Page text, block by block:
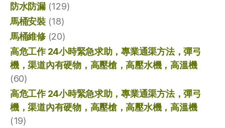
防水防漏(129)
馬桶安裝(18)
馬桶維修(20)
高危工作 24小時緊急求助，專業通渠方法，彈弓
機，渠道內有硬物，高壓槍，高壓水機，高溫機
(60)
高危工作 24小時緊急求助，專業通渠方法，彈弓
機，渠道內有硬物，高壓槍，高壓水機，高溫機
(19)